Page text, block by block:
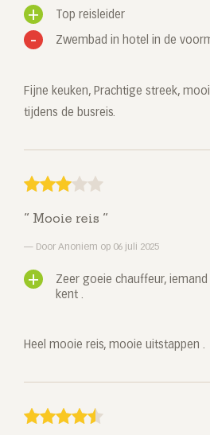
Top reisleider
Zwembad in hotel in de
Fijne keuken, Prachtige streek,
tijdens de busreis.
Mooie reis
Door Anoniem op 06 juli 2025
Zeer goeie chauffeur, iemand
kent .
Heel mooie reis, mooie uitstappen .